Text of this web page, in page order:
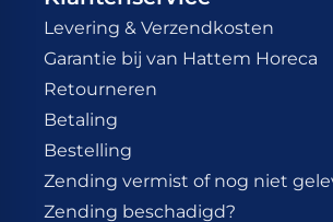
Levering & Verzendkosten
Garantie bij van Hattem Horeca
Retourneren
Betaling
Bestelling
Zending vermist of nog niet
Zending beschadigd?